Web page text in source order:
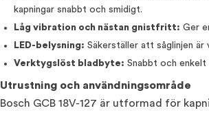
kapningar snabbt och smidigt.
Låg vibration och nästan gnistfritt: Ger
LED-belysning: Säkerställer att såglinjen
Verktygslöst bladbyte: Snabbt och
Utrustning och användningsområde
Bosch GCB 18V-127 är utformad för